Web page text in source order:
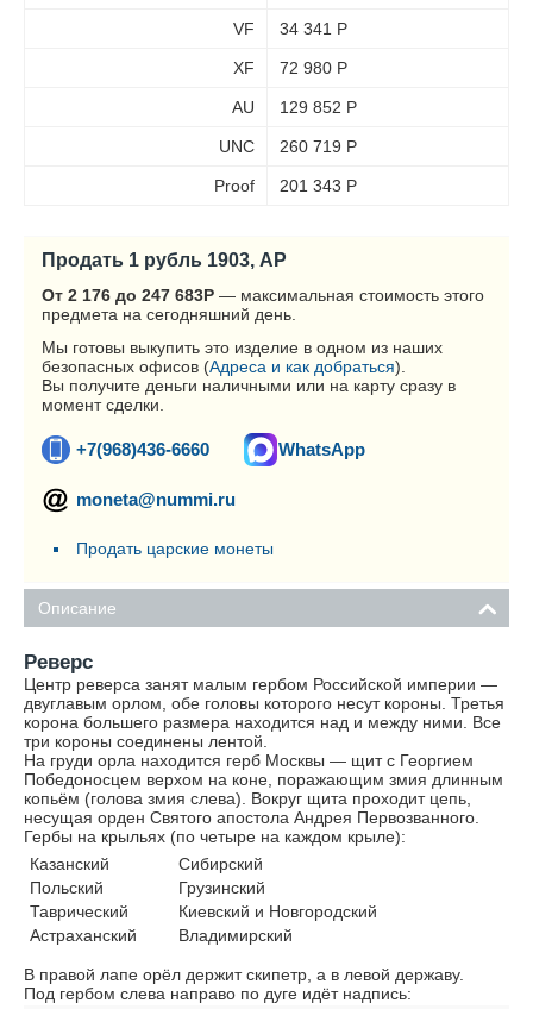
VF 34 341 Р
XF 72 980 Р
AU 129 852 Р
UNC 260 719 Р
Proof 201 343 Р
Продать 1 рубль 1903, АР
От 2 176 до 247 683Р — максимальная стоимость этого
предмета на сегодняшний день.
Мы готовы выкупить это изделие в одном из наших
безопасных офисов (Адреса и как добраться).
Вы получите деньги наличными или на карту сразу в
момент сделки.
+7(968)436-6660 WhatsApp
moneta@nummi.ru
Продать царские монеты
Описание
Реверс
Центр реверса занят малым гербом Российской империи —
двуглавым орлом, обе головы которого несут короны. Третья
корона большего размера находится над и между ними. Все
три короны соединены лентой.
На груди орла находится герб Москвы — щит с Георгием
Победоносцем верхом на коне, поражающим змия длинным
копьём (голова змия слева). Вокруг щита проходит цепь,
несущая орден Святого апостола Андрея Первозванного.
Гербы на крыльях (по четыре на каждом крыле):
Казанский
Польский
Таврический
Астраханский
Сибирский
Грузинский
Киевский и Новгородский
Владимирский
В правой лапе орёл держит скипетр, а в левой державу.
Под гербом слева направо по дуге идёт надпись: